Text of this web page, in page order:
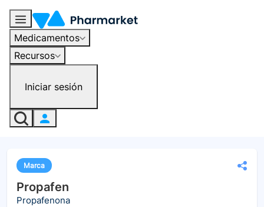
Medicamentos
Recursos
Iniciar sesión
Marca
Propafen
Propafenona